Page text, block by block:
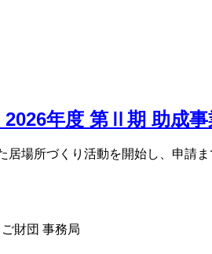
年度 第Ⅱ期 助成事
場所づくり活動を開始し、申請
財団 事務局